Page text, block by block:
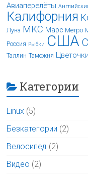
Авиаперелёты
Калифорния
Луна МКС Марс Метро
Россия Рыбки США
Таллин Таможня Цветочки
Категории
Linux (5)
Безкатегории (2)
Велосипед (2)
Видео (2)